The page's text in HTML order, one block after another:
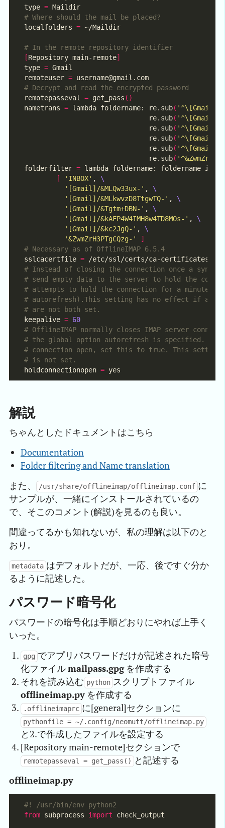
type =
# Where should the mail be placed?
localfolders =
# In the remote repository identifier
[Repository main-remote]
type =
remoteuser =
# Decrypt and read the encrypted password
remotepasseval = get_pass ()
nametrans = lambda foldername: re.sub( '^\[Gmail\]/
                               re.sub
( '^\[Gmail\]/
                               re.sub
( '^\[Gmail\]/
                               re.sub
( '^\[Gmail\]/
                               re.sub
( '^\[Gmail\]/
                               re.sub
(
folderfilter = lambda foldername: foldername in
[
'INBOX' ,
'[Gmail]/&MLQw33ux-' ,
'[Gmail]/&MLkwvzD8TtgwTQ-' ,
'[Gmail]/&Tgtm+DBN-' ,
'[Gmail]/&kAFP4W4IMH8w4TD8MOs-' ,
'[Gmail]/&kc2JgQ-' ,
'&ZwmZrH3PTgCQzg-'
]
# Necessary as of OfflineIMAP 6.5.4
sslcacertfile =
# Instead of closing the connection once a sync
# send empty data to the server to hold the
# attempts to hold the connection for a minute
# autorefresh).This setting has no effect if
# are not both set.
keepalive = 60
# OfflineIMAP normally closes IMAP server
# the global option autorefresh is specified.  If
# connection open, set this to true. This
# is not set.
holdconnectionopen =
解説
ちゃんとしたドキュメントはこちら
Documentation
Folder filtering and Name translation
また、
/usr/share/offlineimap/offlineimap.conf に
サンプルが、一緒にインストールされているの
で、そこのコメント(解説)を見るのも良い。
間違ってるかも知れないが、私の理解は以下のと
おり。
metadata はデフォルトだが、一応、後ですぐ分か
るように記述した。
パスワード暗号化
パスワードの暗号化は手順どおりにやれば上手く
いった。
gpg でアプリパスワードだけが記述された暗号
化ファイルmailpass.gpgを作成する
それを読み込む python スクリプトファイル
offlineimap.pyを作成する
.offlineimaprc に[general]セクションに
pythonfile = ~/.config/neomutt/offlineimap.py
と2.で作成したファイルを設定する
[Repository main-remote]セクションで
remotepasseval = get_pass()
と記述する
offlineimap.py
#! /usr/bin/env python2
from subprocess import